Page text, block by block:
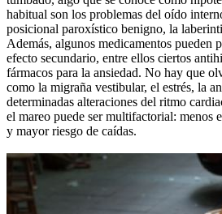
habitual son los problemas del oído
posicional paroxístico benigno, la
Además, algunos medicamentos pueden
efecto secundario, entre ellos ciertos
fármacos para la ansiedad. No hay que
como la migraña vestibular, el estrés, la
determinadas alteraciones del ritmo
el mareo puede ser multifactorial: menos
y mayor riesgo de caídas.